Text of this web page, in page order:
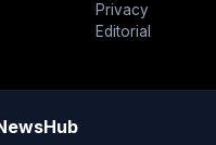
Privacy
Editorial